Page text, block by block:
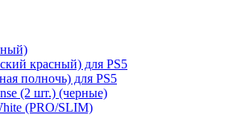
красный) для PS5
полночь) для PS5
(2 шт.) (черные)
(PRO/SLIM)